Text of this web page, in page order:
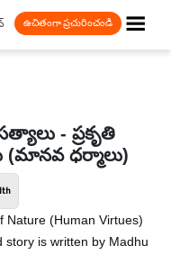
☰
ఉచితంగా ప్రచురించండి
- ప్రకృతి
(మానవ ధర్మాలు)
Nature (Human Virtues)
story is written by Madhu